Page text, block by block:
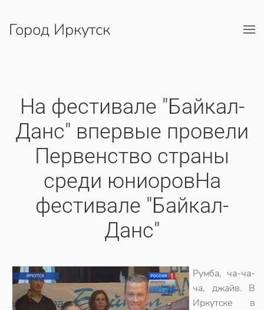
Перейти к содержимому
Город Иркутск
На фестивале "Байкал-
Данс" впервые провели
Первенство страны
среди юниоровНа
фестивале "Байкал-
Данс"
Румба, ча-ча-
ча, джайв. В
Иркутске в